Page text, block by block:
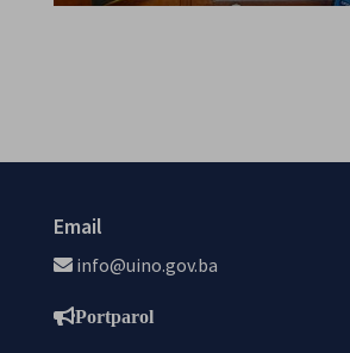
Email
info@uino.gov.ba
Portparol